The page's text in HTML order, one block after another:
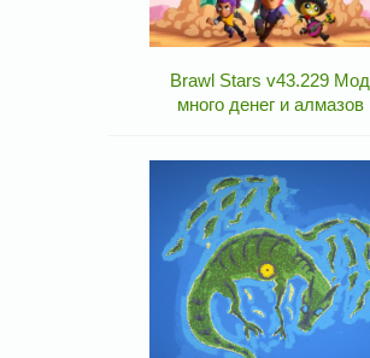
Brawl Stars v43.229 Мод
много денег и алмазов